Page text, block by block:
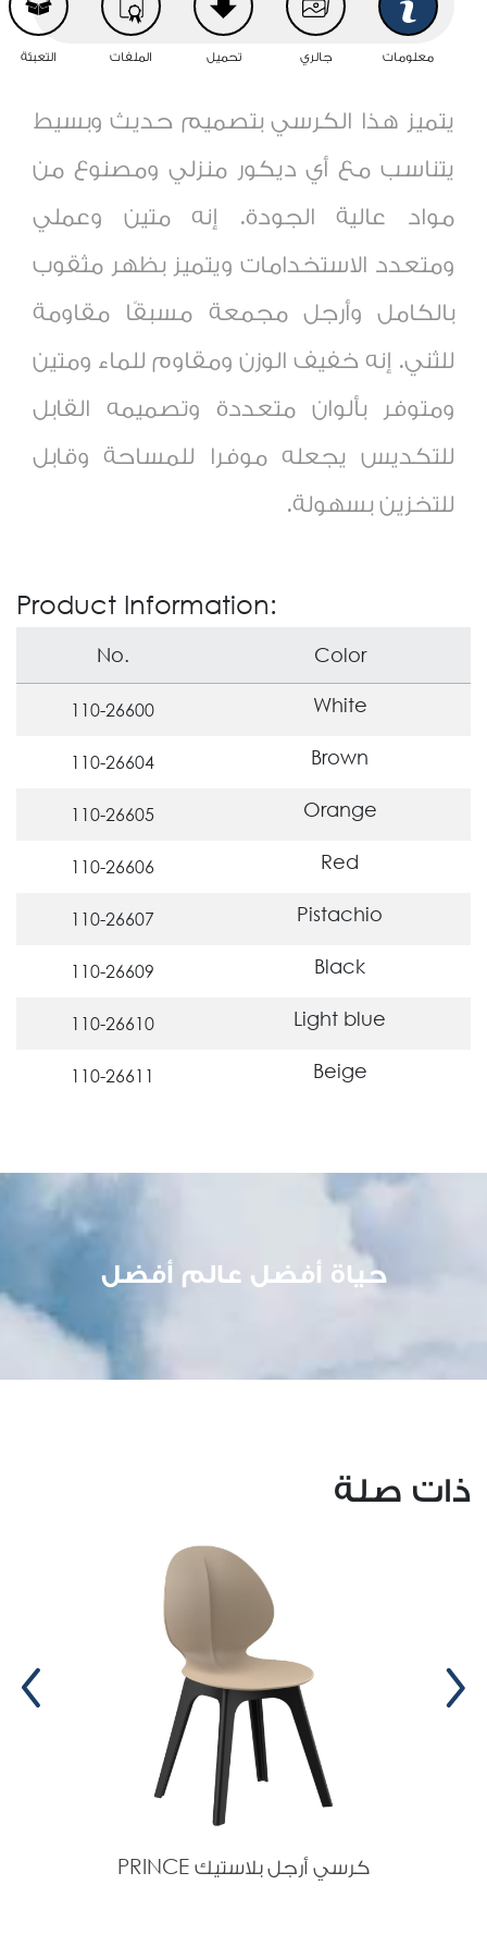
معلومات جالري تحميل الملفات التعبئة
يتميز هذا الكرسي بتصميم حديث وبسيط
يتناسب مع أي ديكور منزلي ومصنوع من
مواد عالية الجودة. إنه متين وعملي
ومتعدد الاستخدامات ويتميز بظهر مثقوب
بالكامل وأرجل مجمعة مسبقًا مقاومة
للثني. إنه خفيف الوزن ومقاوم للماء ومتين
ومتوفر بألوان متعددة وتصميمه القابل
للتكديس يجعله موفرا للمساحة وقابل
للتخزين بسهولة.
Product Information:
No. Color
110-26600 White
110-26604 Brown
110-26605 Orange
110-26606 Red
110-26607 Pistachio
110-26609 Black
110-26610 Light blue
110-26611 Beige
110-26614 Purple
110-26617
110-26619 Cappuccino
110-26620
حياة أفضل عالم أفضل
ذات صلة
كرسي أرجل بلاستيك PRINCE